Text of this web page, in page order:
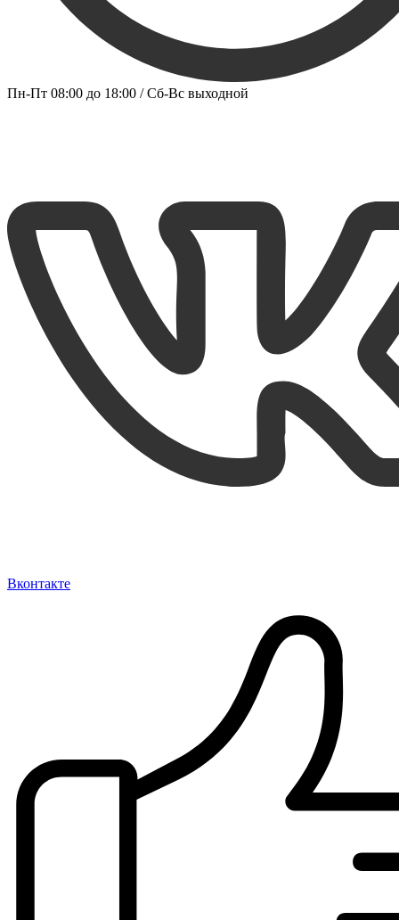
Пн-Пт 08:00 до 18:00 / Сб-Вс выходной
Вконтакте